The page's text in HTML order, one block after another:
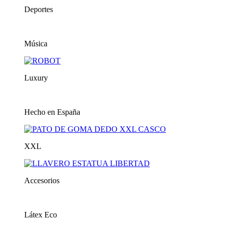
Deportes
Música
Luxury
Hecho en España
XXL
Accesorios
Látex Eco